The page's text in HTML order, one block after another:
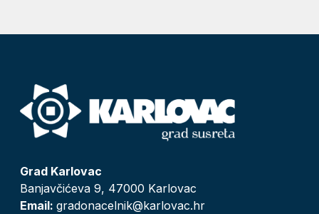
Grad Karlovac
Banjavčićeva 9, 47000 Karlovac
Email: gradonacelnik@karlovac.hr